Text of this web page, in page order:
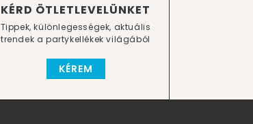
KÉRD ÖTLETLEVELÜNKET
Tippek, különlegességek, aktuális
trendek a partykellékek világából
KÉREM